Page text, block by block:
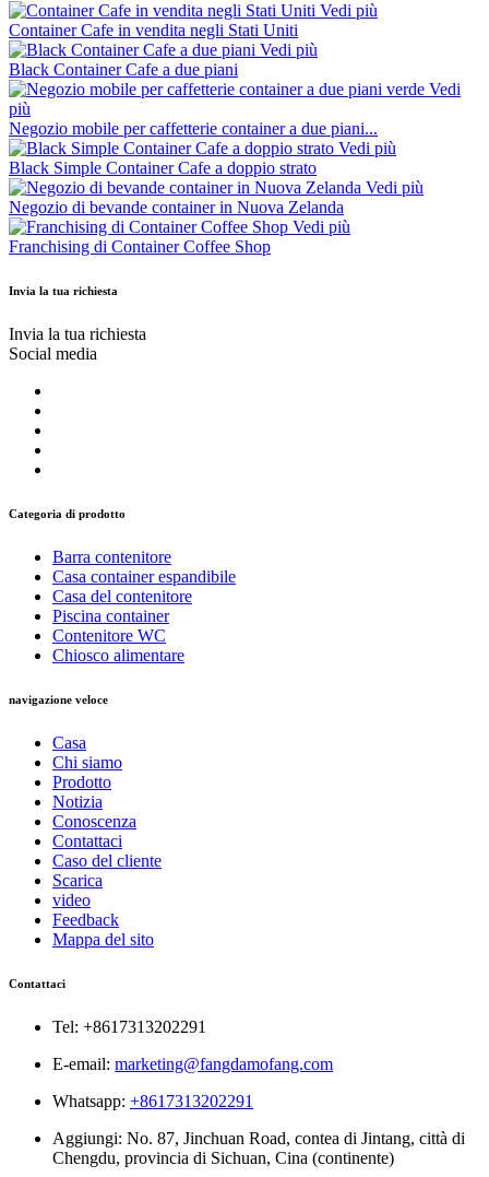
Vedi più
Container Cafe in vendita negli Stati Uniti
Vedi più
Black Container Cafe a due piani
Vedi
più
Negozio mobile per caffetterie container a due piani...
Vedi più
Black Simple Container Cafe a doppio strato
Vedi più
Negozio di bevande container in Nuova Zelanda
Vedi più
Franchising di Container Coffee Shop
Invia la tua richiesta
Invia la tua richiesta
Social media
Categoria di prodotto
Barra contenitore
Casa container espandibile
Casa del contenitore
Piscina container
Contenitore WC
Chiosco alimentare
navigazione veloce
Casa
Chi siamo
Prodotto
Notizia
Conoscenza
Contattaci
Caso del cliente
Scarica
video
Feedback
Mappa del sito
Contattaci
Tel: +8617313202291
E-email: marketing@fangdamofang.com
Whatsapp: +8617313202291
Aggiungi: No. 87, Jinchuan Road, contea di Jintang, città di
Chengdu, provincia di Sichuan, Cina (continente)